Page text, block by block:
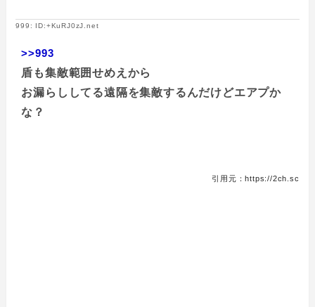
999: ID:+KuRJ0zJ.net
>>993
盾も集敵範囲せめえから
お漏らししてる遠隔を集敵するんだけどエアプか
な？
引用元：https://2ch.sc